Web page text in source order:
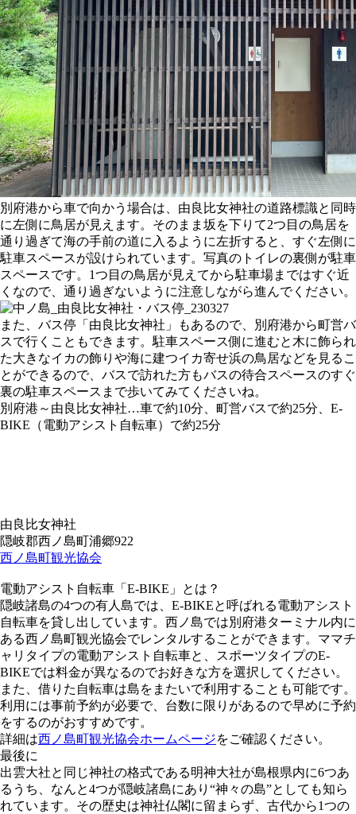
別府港から車で向かう場合は、由良比女神社の道路標識と同時
に左側に鳥居が見えます。そのまま坂を下りて2つ目の鳥居を
通り過ぎて海の手前の道に入るように左折すると、すぐ左側に
駐車スペースが設けられています。写真のトイレの裏側が駐車
スペースです。1つ目の鳥居が見えてから駐車場まではすぐ近
くなので、通り過ぎないように注意しながら進んでください。
また、バス停「由良比女神社」もあるので、別府港から町営バ
スで行くこともできます。駐車スペース側に進むと木に飾られ
た大きなイカの飾りや海に建つイカ寄せ浜の鳥居などを見るこ
とができるので、バスで訪れた方もバスの待合スペースのすぐ
裏の駐車スペースまで歩いてみてくださいね。
別府港～由良比女神社…車で約10分、町営バスで約25分、E-
BIKE（電動アシスト自転車）で約25分
由良比女神社
隠岐郡西ノ島町浦郷922
西ノ島町観光協会
電動アシスト自転車「E-BIKE」とは？
隠岐諸島の4つの有人島では、E-BIKEと呼ばれる電動アシスト
自転車を貸し出しています。西ノ島では別府港ターミナル内に
ある西ノ島町観光協会でレンタルすることができます。ママチ
ャリタイプの電動アシスト自転車と、スポーツタイプのE-
BIKEでは料金が異なるのでお好きな方を選択してください。
また、借りた自転車は島をまたいで利用することも可能です。
利用には事前予約が必要で、台数に限りがあるので早めに予約
をするのがおすすめです。
詳細は西ノ島町観光協会ホームページをご確認ください。
最後に
出雲大社と同じ神社の格式である明神大社が島根県内に6つあ
るうち、なんと4つが隠岐諸島にあり“神々の島”としても知ら
れています。その歴史は神社仏閣に留まらず、古代から1つの